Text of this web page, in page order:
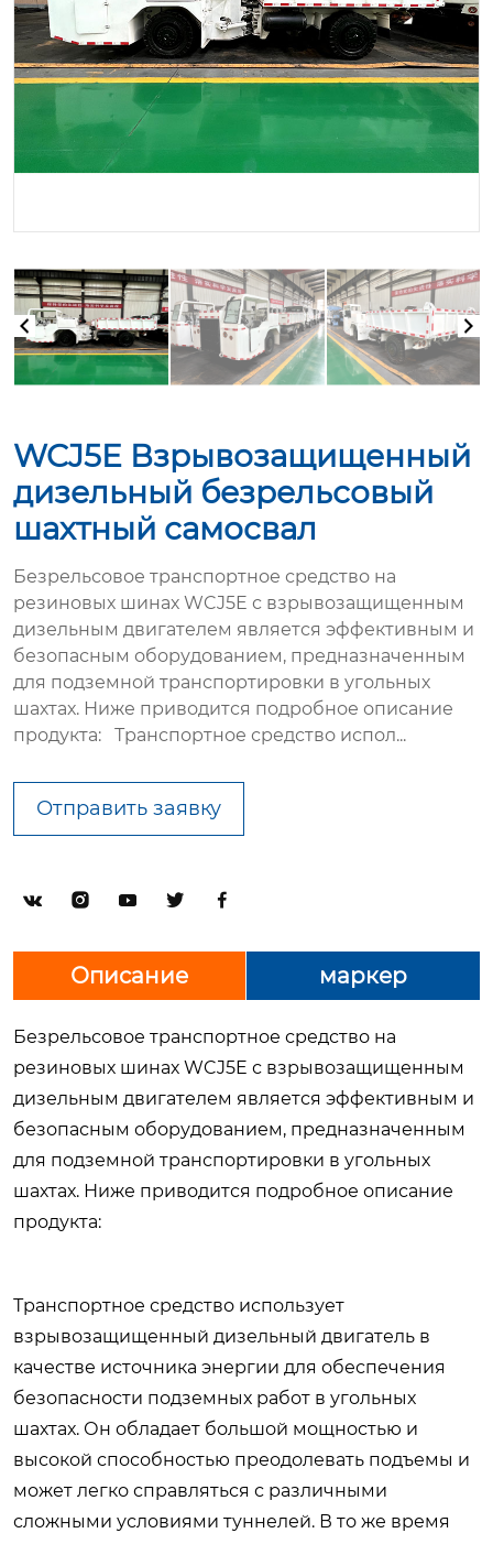
WCJ5E Взрывозащищенный
дизельный безрельсовый
шахтный самосвал
Безрельсовое транспортное средство на
резиновых шинах WCJ5E с взрывозащищенным
дизельным двигателем является эффективным и
безопасным оборудованием, предназначенным
для подземной транспортировки в угольных
шахтах. Ниже приводится подробное описание
продукта: Транспортное средство испол...
Отправить заявку
    
Описание маркер
Безрельсовое транспортное средство на
резиновых шинах WCJ5E с взрывозащищенным
дизельным двигателем является эффективным и
безопасным оборудованием, предназначенным
для подземной транспортировки в угольных
шахтах. Ниже приводится подробное описание
продукта:
Транспортное средство использует
взрывозащищенный дизельный двигатель в
качестве источника энергии для обеспечения
безопасности подземных работ в угольных
шахтах. Он обладает большой мощностью и
высокой способностью преодолевать подъемы и
может легко справляться с различными
сложными условиями туннелей. В то же время